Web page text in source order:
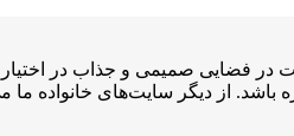
فضایی صمیمی و جذاب در
از دیگر سایت‌های خانواده ما